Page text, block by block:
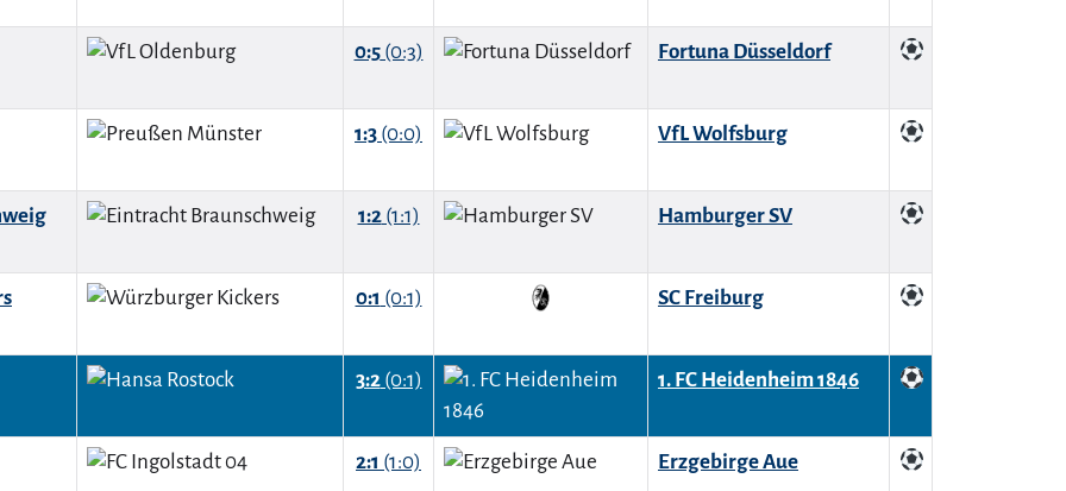
0:5(0:3) Fortuna Düsseldorf
1:3 (0:0) VfL Wolfsburg
1:2(1:1) Hamburger SV
0:1 (0:1) SC Freiburg
3:2(0:1) 1. FC Heidenheim 1846
2:1 (1:0) Erzgebirge Aue